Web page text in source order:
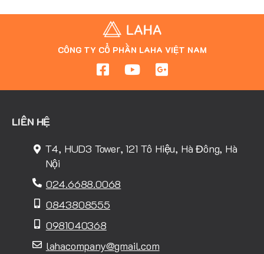
CÔNG TY CỔ PHẦN LAHA VIỆT NAM
LIÊN HỆ
T4, HUD3 Tower, 121 Tô Hiệu, Hà Đông, Hà
Nội
024.6688.0068
0843808555
0981040368
lahacompany@gmail.com